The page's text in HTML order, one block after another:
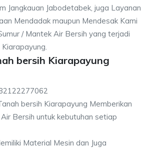
Jangkauan Jabodetabek, juga Layanan
Mendadak maupun Mendesak Kami
/ Mantek Air Bersih yang terjadi
bersih Kiarapayung
bersih Kiarapayung Memberikan
Bersih untuk kebutuhan setiap
Material Mesin dan Juga